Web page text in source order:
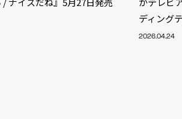
ディング
2026.04.24